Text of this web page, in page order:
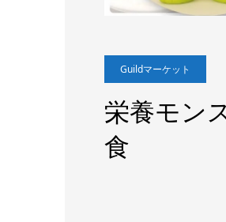
Guildマーケット
栄養モン
食